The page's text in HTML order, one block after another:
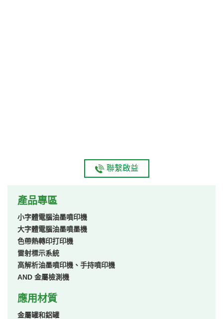
聯繫啟益
產品專區
小字體電腦油墨噴印機
大字體電腦油墨噴墨機
色帶熱轉印打印機
雷射標示系統
高解析油墨噴印機、手持噴印機
AND 金屬檢測機
應用材質
金屬罐和鋁罐